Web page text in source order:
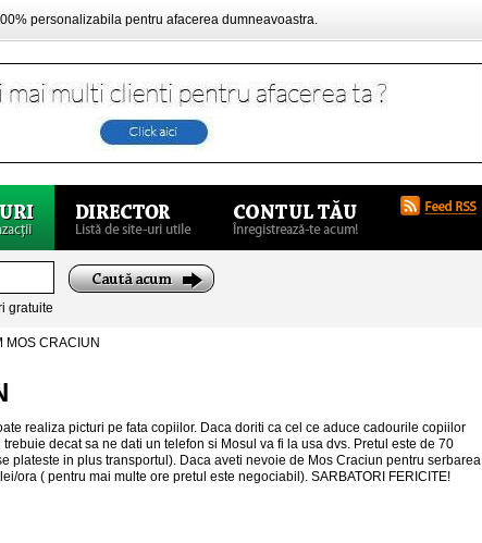
personalizabila pentru afacerea dumneavoastra.
gratuite
MOS CRACIUN
realiza picturi pe fata copiilor. Daca doriti ca cel ce aduce cadourile copiilor
decat sa ne dati un telefon si Mosul va fi la usa dvs. Pretul este de 70
plateste in plus transportul). Daca aveti nevoie de Mos Craciun pentru serbarea
ora ( pentru mai multe ore pretul este negociabil). SARBATORI FERICITE!